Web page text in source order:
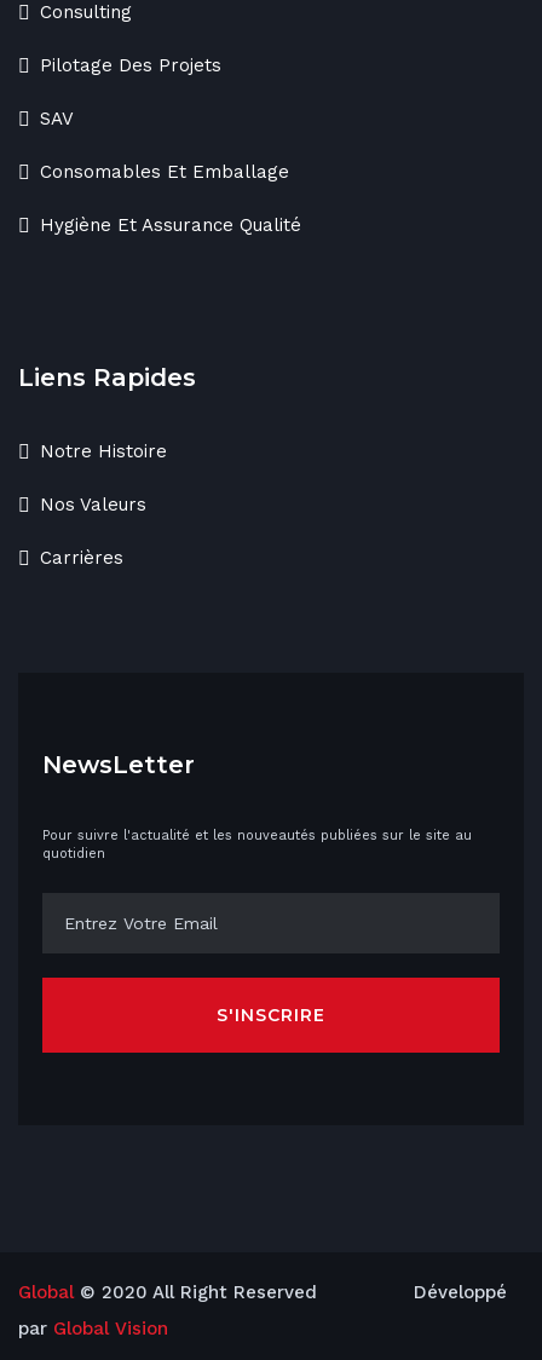
Consulting
Pilotage Des Projets
SAV
Consomables Et Emballage
Hygiène Et Assurance Qualité
Liens Rapides
Notre Histoire
Nos Valeurs
Carrières
NewsLetter
Pour suivre l'actualité et les nouveautés publiées sur le site au
quotidien
S'INSCRIRE
Global© 2020 All Right Reserved Développé
par Global Vision